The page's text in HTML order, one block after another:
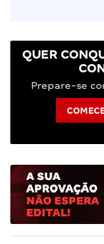
QUER
Prepare-se